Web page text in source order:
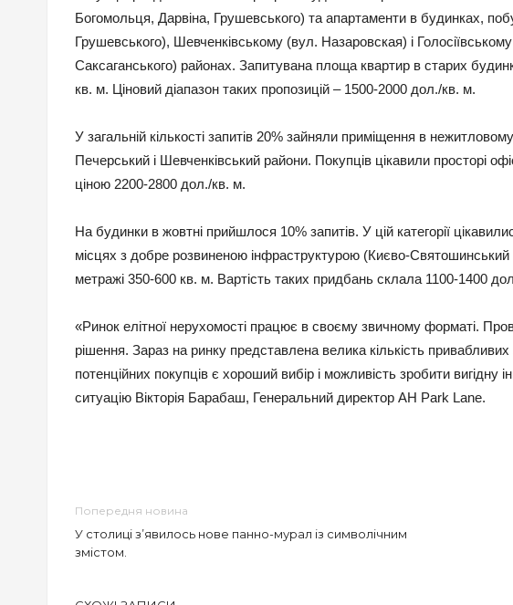
Богомольця, Дарвіна, Грушевського) та апартаменти в будинках,
Грушевського), Шевченківському (вул. Назаровская) і
Саксаганського) районах. Запитувана площа квартир в старих
кв. м. Ціновий діапазон таких пропозицій – 1500-2000 дол./кв. м.
У загальній кількості запитів 20% зайняли приміщення в
Печерський і Шевченківський райони. Покупців цікавили просторі
ціною 2200-2800 дол./кв. м.
На будинки в жовтні прийшлося 10% запитів. У цій категорії
місцях з добре розвиненою інфраструктурою (Києво-Святошинський
метражі 350-600 кв. м. Вартість таких придбань склала 1100-1400
«Ринок елітної нерухомості працює в своєму звичному форматі.
рішення. Зараз на ринку представлена ​​велика кількість
потенційних покупців є хороший вибір і можливість зробити вигідну
ситуацію Вікторія Барабаш, Генеральний директор АН Park Lane.
Попередня новина
У столиці з’явилось нове панно-мурал із символічним
змістом.